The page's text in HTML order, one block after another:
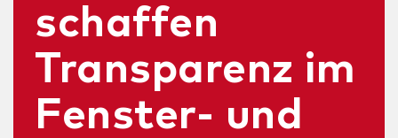
schaffen
Transparenz im
Fenster- und